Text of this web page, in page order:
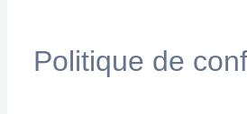
Politique de